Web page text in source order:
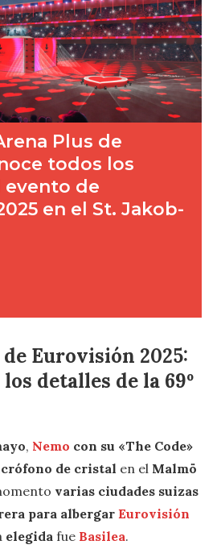
de Eurovisión 2025:
detalles de la 69º
, Nemo con su «The Code»
de cristal en el Malmö
varias ciudades suizas
para albergar Eurovisión
elegida fue Basilea.